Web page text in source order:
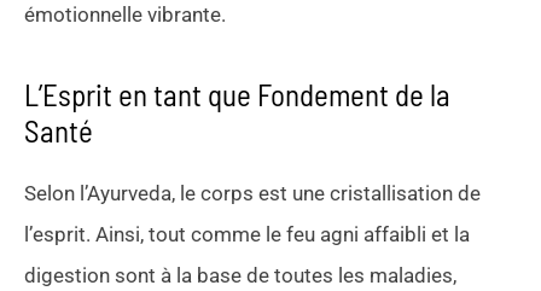
émotionnelle vibrante.
L’Esprit en tant que Fondement de la
Santé
Selon l’Ayurveda, le corps est une cristallisation de
l’esprit. Ainsi, tout comme le feu agni affaibli et la
digestion sont à la base de toutes les maladies,